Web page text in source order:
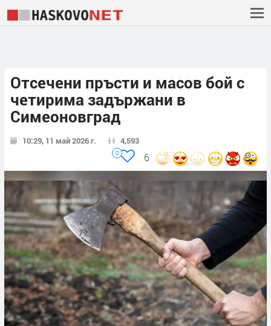
Отсечени пръсти и масов бой с
четирима задържани в
Симеоновград
10:29, 11 май 2026 г. 4,593
6
0